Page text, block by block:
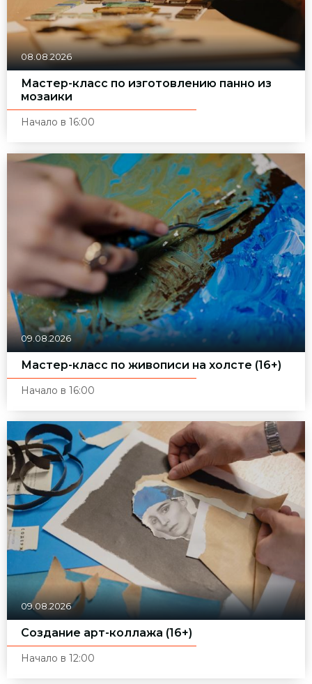
08.08.2026
Мастер-класс по изготовлению панно из
мозаики
Начало в 16:00
09.08.2026
Мастер-класс по живописи на холсте (16+)
Начало в 16:00
09.08.2026
Создание арт-коллажа (16+)
Начало в 12:00